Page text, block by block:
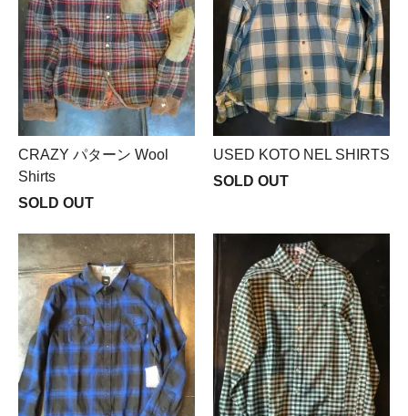
CRAZY パターン Wool
Shirts
SOLD OUT
USED KOTO NEL SHIRTS
SOLD OUT